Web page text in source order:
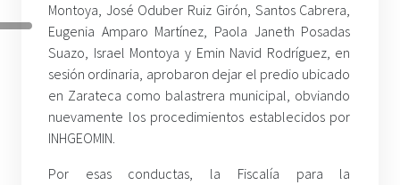
Montoya, José Oduber Ruiz Girón, Santos Cabrera,
Eugenia Amparo Martínez, Paola Janeth Posadas
Suazo, Israel Montoya y Emin Navid Rodríguez, en
sesión ordinaria, aprobaron dejar el predio ubicado
en Zarateca como balastrera municipal, obviando
nuevamente los procedimientos establecidos por
INHGEOMIN.
Por esas conductas, la Fiscalía para la